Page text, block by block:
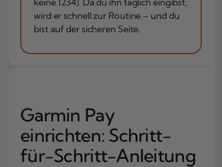
wird er schnell zur Routine – und du
bist auf der sicheren Seite.
Garmin Pay
einrichten: Schritt-
für-Schritt-Anleitung